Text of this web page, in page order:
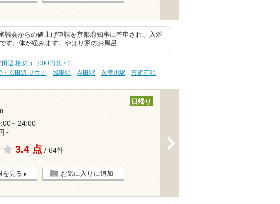
議会からの値上げ申請を京都府知事に答申され、入浴
す。体が緩みます。やはり家のお風呂…
辺 格安（1,000円以下）
・京田辺 サウナ 城陽駅 寺田駅 久津川駅 富野荘駅
日帰り
～24:00
～
3.4 点 / 64件
を見る お気に入りに追加